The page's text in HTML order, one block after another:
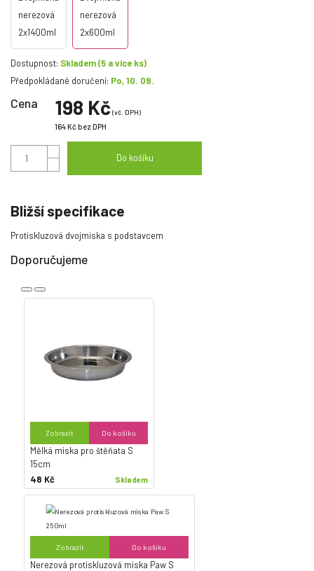
Dostupnost: Skladem(5 a více ks)
Předpokládané doručení: Po, 10. 08.
Cena 198 Kč(vč. DPH)
164 Kčbez DPH
Do košíku
Bližší specifikace
Protiskluzová dvojmiska s podstavcem
Doporučujeme
Zobrazit Do košíku
Mělká miska pro štěňata S
15cm
48 Kč
Skladem
Zobrazit Do košíku
Nerezová protiskluzová miska Paw S